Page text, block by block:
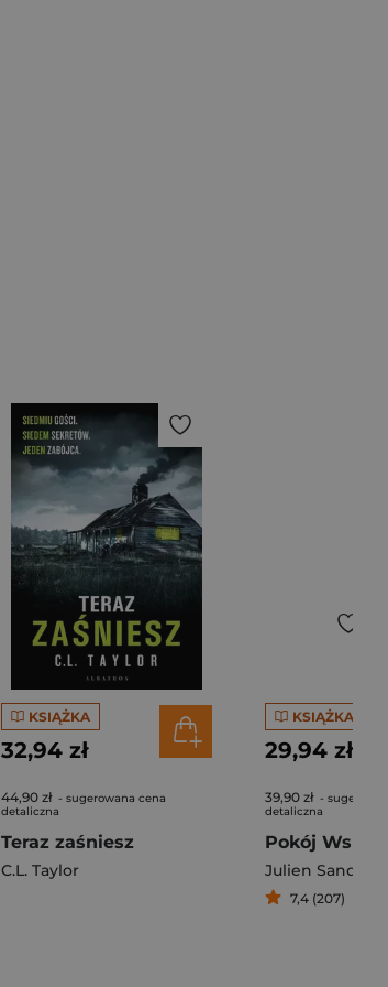
KSIĄŻKA
32,94 zł
44,90 zł - sugerowana cena
detaliczna
Teraz zaśniesz
C.L. Taylor
KSIĄŻKA
29,94 zł
39,90 zł -
detaliczna
Pokój
Julien Sandrel
7,4 (207)